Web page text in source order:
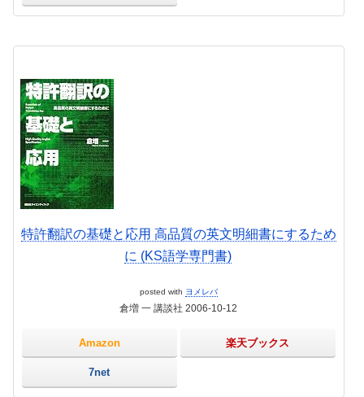
特許翻訳の基礎と応用 高品質の英文明細書にするため
に (KS語学専門書)
posted with ヨメレバ
倉増 一 講談社 2006-10-12
Amazon 楽天ブックス
7net